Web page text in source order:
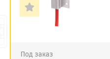
Под заказ